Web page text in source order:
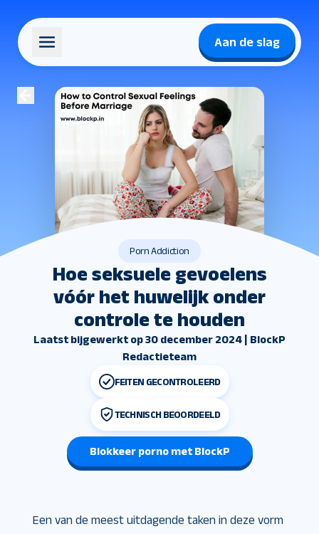
Aan de slag
Porn Addiction
Hoe seksuele gevoelens
vóór het huwelijk onder
controle te houden
Laatst bijgewerkt op 30 december 2024 | BlockP
Redactieteam
FEITEN GECONTROLEERD
TECHNISCH BEOORDEELD
Blokkeer porno met BlockP
Een van de meest uitdagende taken in deze vorm